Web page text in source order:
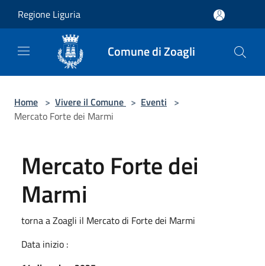
Regione Liguria
Comune di Zoagli
Home > Vivere il Comune > Eventi >
Mercato Forte dei Marmi
Mercato Forte dei
Marmi
torna a Zoagli il Mercato di Forte dei Marmi
Data inizio :